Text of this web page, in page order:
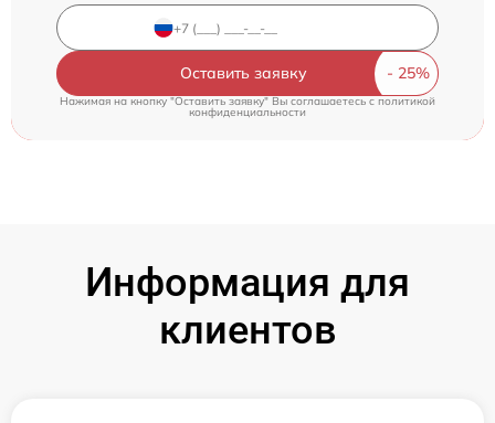
Оставить заявку
Нажимая на кнопку "Оставить заявку" Вы соглашаетесь cполитикой
конфиденциальности
Информация для
клиентов